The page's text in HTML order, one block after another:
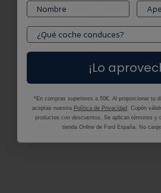
¡Lo
*En compras superiores a 50€. Al proporcionar tu
aceptas nuestra Política de Privacidad . Cupón
productos con descuentos. Se aplican términos y
tienda Online de Ford España. No